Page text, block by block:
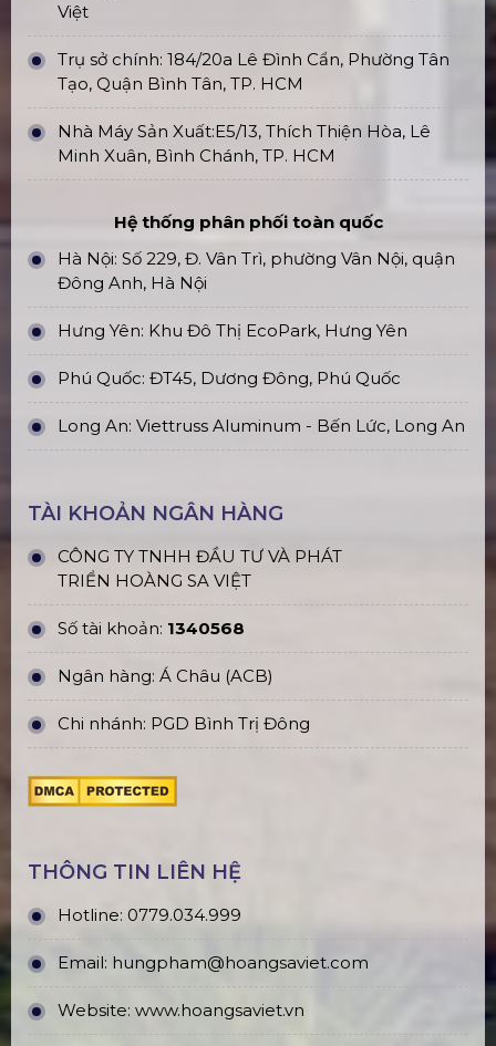
Việt
Trụ sở chính: 184/20a Lê Đình Cẩn, Phường Tân
Tạo, Quận Bình Tân, TP. HCM
Nhà Máy Sản Xuất:E5/13, Thích Thiện Hòa, Lê
Minh Xuân, Bình Chánh, TP. HCM
Hệ thống phân phối toàn quốc
Hà Nội: Số 229, Đ. Vân Trì, phường Vân Nội, quận
Đông Anh, Hà Nội
Hưng Yên: Khu Đô Thị EcoPark, Hưng Yên
Phú Quốc: ĐT45, Dương Đông, Phú Quốc
Long An: Viettruss Aluminum - Bến Lức, Long An
TÀI KHOẢN NGÂN HÀNG
CÔNG TY TNHH ĐẦU TƯ VÀ PHÁT
TRIỂN HOÀNG SA VIỆT
Số tài khoản: 1340568
Ngân hàng: Á Châu (ACB)
Chi nhánh: PGD Bình Trị Đông
THÔNG TIN LIÊN HỆ
Hotline: 0779.034.999
Email: hungpham@hoangsaviet.com
Website: www.hoangsaviet.vn